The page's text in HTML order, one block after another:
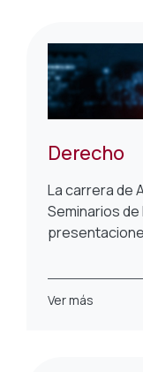
Derecho
La carrera de
Seminarios
Ver más